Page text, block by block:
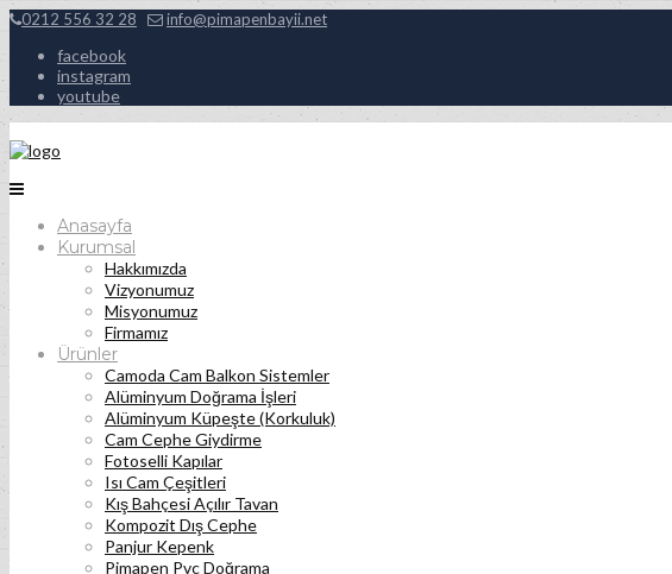
0212 556 32 28 info@pimapenbayii.net
facebook
instagram
youtube
Anasayfa
Kurumsal
Hakkımızda
Vizyonumuz
Misyonumuz
Firmamız
Ürünler
Camoda Cam Balkon Sistemler
Alüminyum Doğrama İşleri
Alüminyum Küpeşte (Korkuluk)
Cam Cephe Giydirme
Fotoselli Kapılar
Isı Cam Çeşitleri
Kış Bahçesi Açılır Tavan
Kompozit Dış Cephe
Panjur Kepenk
Pimapen Pvc Doğrama